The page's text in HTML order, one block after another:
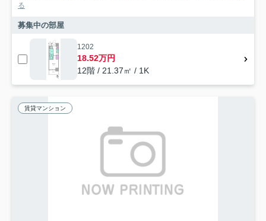
る
募集中の部屋
1202
18.52万円
12階 / 21.37㎡ / 1K
賃貸マンション